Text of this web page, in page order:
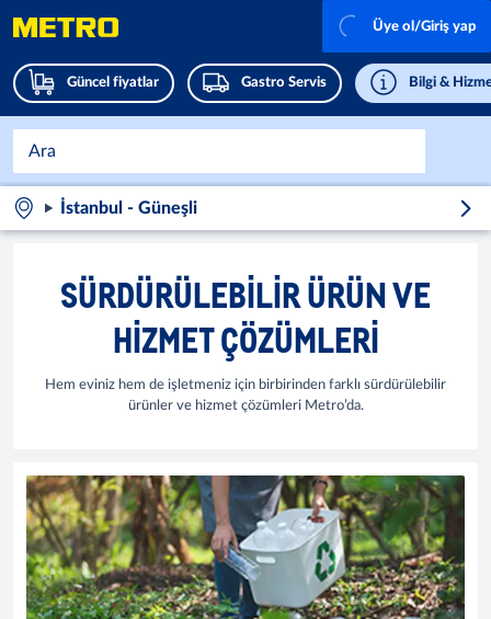
Güncel fiyatlar Gastro Servis Bilgi &
Üye ol/Giriş yap
İstanbul - Güneşli
SÜRDÜRÜLEBILIR ÜRÜN VE
HIZMET ÇÖZÜMLERI
Hem eviniz hem de işletmeniz için birbirinden farklı sürdürülebilir
ürünler ve hizmet çözümleri Metro’da.